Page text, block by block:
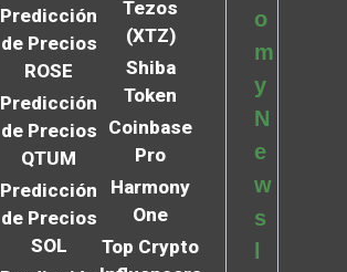
Predicción
de Precios
ROSE
Predicción
de Precios
QTUM
Predicción
de Precios
SOL
Tezos
(XTZ)
Shiba
Token
Coinbase
Pro
Harmony
One
Top Crypto
o
m
y
N
e
w
s